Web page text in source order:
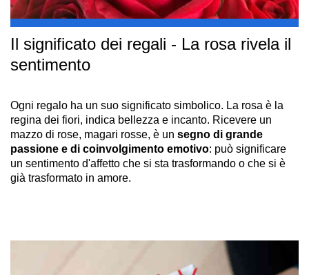
Il significato dei regali - La rosa rivela il
sentimento
Ogni regalo ha un suo significato simbolico. La rosa è la
regina dei fiori, indica bellezza e incanto. Ricevere un
mazzo di rose, magari rosse, è un segno di grande
passione e di coinvolgimento emotivo: può significare
un sentimento d'affetto che si sta trasformando o che si è
già trasformato in amore.